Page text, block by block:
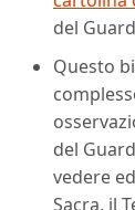
del
Questo
del
vedere
Sacra, il